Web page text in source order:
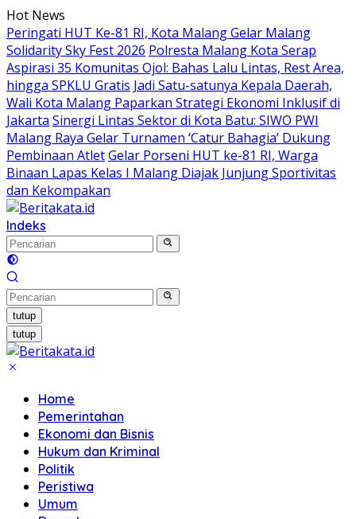
Langsung
ke
konten
Hot News
Peringati HUT Ke-81 RI, Kota Malang Gelar Malang
Solidarity Sky Fest 2026 Polresta Malang Kota Serap
Aspirasi 35 Komunitas Ojol: Bahas Lalu Lintas, Rest Area,
hingga SPKLU Gratis Jadi Satu-satunya Kepala Daerah,
Wali Kota Malang Paparkan Strategi Ekonomi Inklusif di
Jakarta Sinergi Lintas Sektor di Kota Batu: SIWO PWI
Malang Raya Gelar Turnamen ‘Catur Bahagia’ Dukung
Pembinaan AtletGelar Porseni HUT ke-81 RI, Warga
Binaan Lapas Kelas I Malang Diajak Junjung Sportivitas
dan Kekompakan
Indeks
tutup
tutup
Home
Pemerintahan
Ekonomi dan Bisnis
Hukum dan Kriminal
Politik
Peristiwa
Umum